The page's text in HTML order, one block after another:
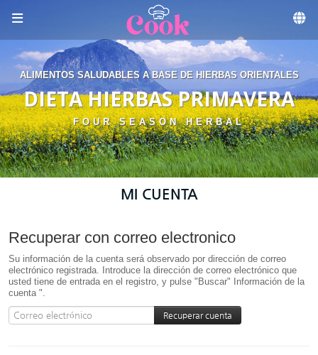
Skip to menu
ALIMENTOS SALUDABLES A BASE DE HIERBAS ORIENTALES
DIETA HIERBAS PRIMAVERA
FOUR SEASON HERBAL
MI CUENTA
Recuperar con correo electronico
Su información de la cuenta será observado por dirección de correo
electrónico registrada. Introduce la dirección de correo electrónico que
usted tiene de entrada en el registro, y pulse "Buscar" Información de la
cuenta ".